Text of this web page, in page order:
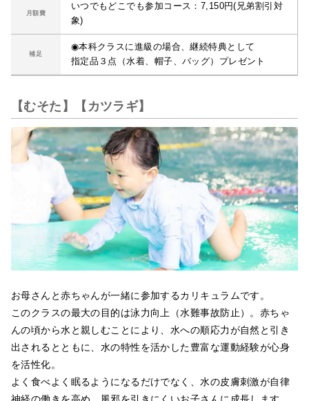
月額費
いつでもどこでも参加コース：7,150円(兄弟割引対
象)
補足
◉本科クラスに進級の場合、継続特典として
指定品３点（水着、帽子、バッグ）プレゼント
【むそた】【カツラギ】
お母さんと赤ちゃんが一緒に参加するカリキュラムです。
このクラスの最大の目的は泳力向上（水難事故防止）。赤ちゃ
んの頃から水と親しむことにより、水への順応力が自然と引き
出されるとともに、水の特性を活かした豊富な運動経験が心身
を活性化。
よく食べよく眠るようになるだけでなく、水の皮膚刺激が自律